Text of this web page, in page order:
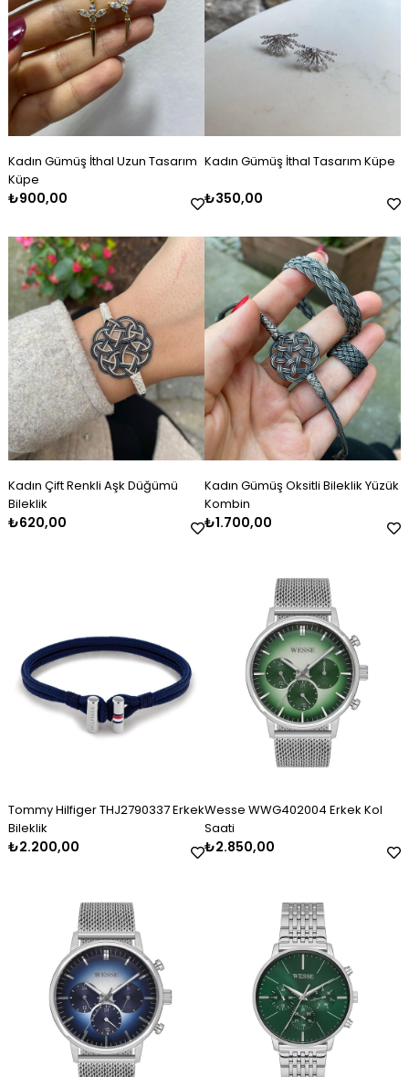
Kadın Gümüş İthal Uzun Tasarım
Küpe
₺900,00
Kadın Gümüş İthal Tasarım Küpe
₺350,00
Kadın Çift Renkli Aşk Düğümü
Bileklik
₺620,00
Kadın Gümüş Oksitli Bileklik Yüzük
Kombin
₺1.700,00
Tommy Hilfiger THJ2790337 Erkek
Bileklik
₺2.200,00
Wesse WWG402004 Erkek Kol
Saati
₺2.850,00